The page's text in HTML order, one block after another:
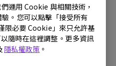
運用 Cookie 與相關技術，
。您可以點擊「接受所有
限必要 Cookie」來只允許基
隨時在這裡調整。更多資訊
隱私權政策 。